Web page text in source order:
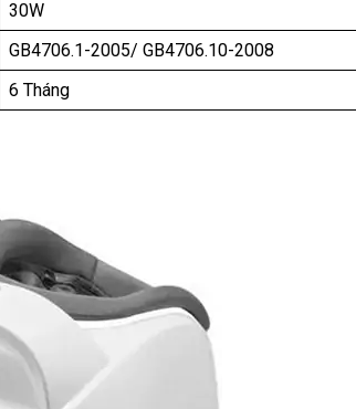
30W
GB4706.1-2005/ GB4706.10-2008
6 Tháng